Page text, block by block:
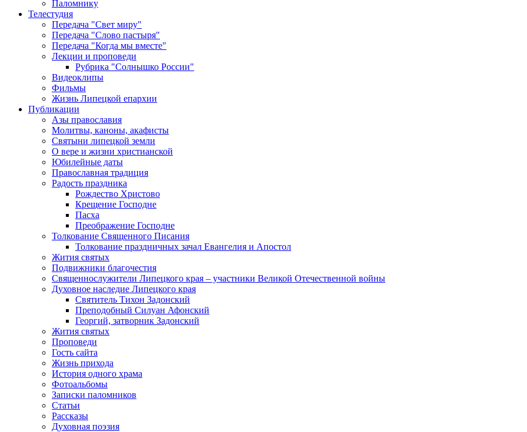
Паломнику
Телестудия
Передача "Свет миру"
Передача "Слово пастыря"
Передача "Когда мы вместе"
Лекции и проповеди
Рубрика "Солнышко России"
Видеоклипы
Фильмы
Жизнь Липецкой епархии
Публикации
Азы православия
Молитвы, каноны, акафисты
Святыни липецкой земли
О вере и жизни христианской
Юбилейные даты
Православная традиция
Радость праздника
Рождество Христово
Крещение Господне
Пасха
Преображение Господне
Толкование Священного Писания
Толкование праздничных зачал Евангелия и Апостол
Жития святых
Подвижники благочестия
Священнослужители Липецкого края – участники Великой Отечественной войны
Духовное наследие Липецкого края
Святитель Тихон Задонский
Преподобный Силуан Афонский
Георгий, затворник Задонский
Жития святых
Проповеди
Гость сайта
Жизнь прихода
История одного храма
Фотоальбомы
Записки паломников
Статьи
Рассказы
Духовная поэзия